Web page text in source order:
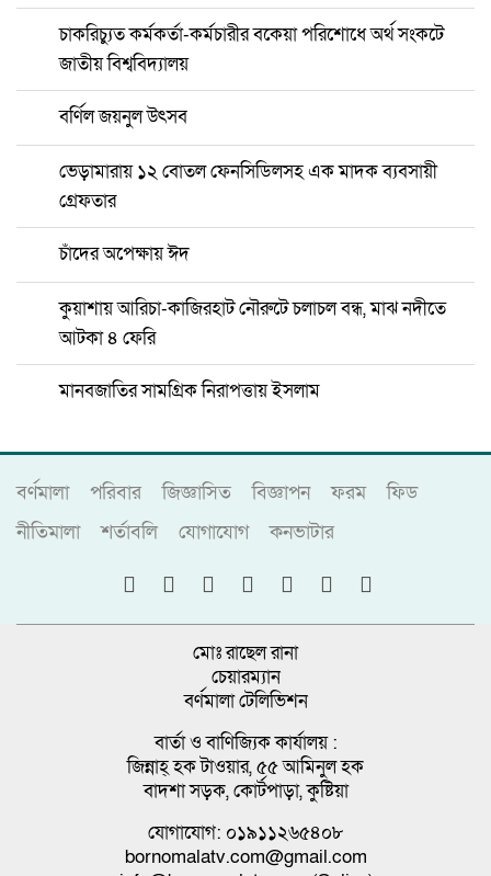
চাকরিচ্যুত কর্মকর্তা-কর্মচারীর বকেয়া পরিশোধে অর্থ সংকটে
জাতীয় বিশ্ববিদ্যালয়
বর্ণিল জয়নুল উৎসব
ভেড়ামারায় ১২ বোতল ফেনসিডিলসহ এক মাদক ব্যবসায়ী
গ্রেফতার
চাঁদের অপেক্ষায় ঈদ
কুয়াশায় আরিচা-কাজিরহাট নৌরুটে চলাচল বন্ধ, মাঝ নদীতে
আটকা ৪ ফেরি
মানবজাতির সামগ্রিক নিরাপত্তায় ইসলাম
বর্ণমালা পরিবার জিজ্ঞাসিত বিজ্ঞাপন ফরম
ফিড
নীতিমালা
শর্তাবলি যোগাযোগ কনভাটার
মোঃ রাছেল রানা
চেয়ারম্যান
বর্ণমালা টেলিভিশন
বার্তা ও বাণিজ্যিক কার্যালয় :
জিন্নাহ্ হক টাওয়ার, ৫৫ আমিনুল হক
বাদশা সড়ক, কোর্টপাড়া, কুষ্টিয়া
যোগাযোগ: ০১৯১১২৬৫৪০৮
bornomalatv.com@gmail.com